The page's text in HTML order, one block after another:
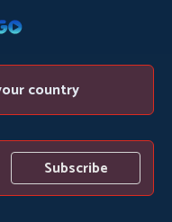
country
Subscribe